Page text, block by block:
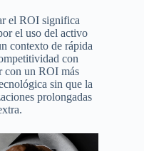
el ROI significa
el uso del activo
contexto de rápida
con
con un ROI más
sin que la
prolongadas